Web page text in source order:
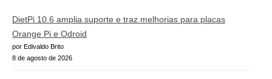
DietPi 10.6 amplia suporte e traz melhorias para placas
Orange Pi e Odroid
por Edivaldo Brito
8 de agosto de 2026